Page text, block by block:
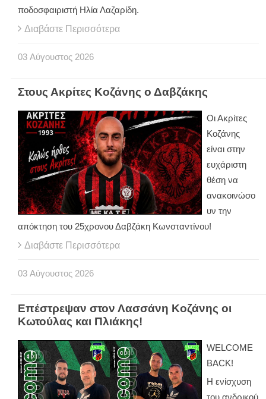
ποδοσφαιριστή Ηλία Λαζαρίδη.
Διαβάστε Περισσότερα
03 Αύγουστος 2026
Στους Ακρίτες Κοζάνης ο Δαβζάκης
Οι Ακρίτες
Κοζάνης
είναι στην
ευχάριστη
θέση να
ανακοινώσο
υν την
απόκτηση του 25χρονου Δαβζάκη Κωνσταντίνου!
Διαβάστε Περισσότερα
03 Αύγουστος 2026
Επέστρεψαν στον Λασσάνη Κοζάνης οι
Κωτούλας και Πλιάκης!
WELCOME
BACK!
Η ενίσχυση
του ανδρικού